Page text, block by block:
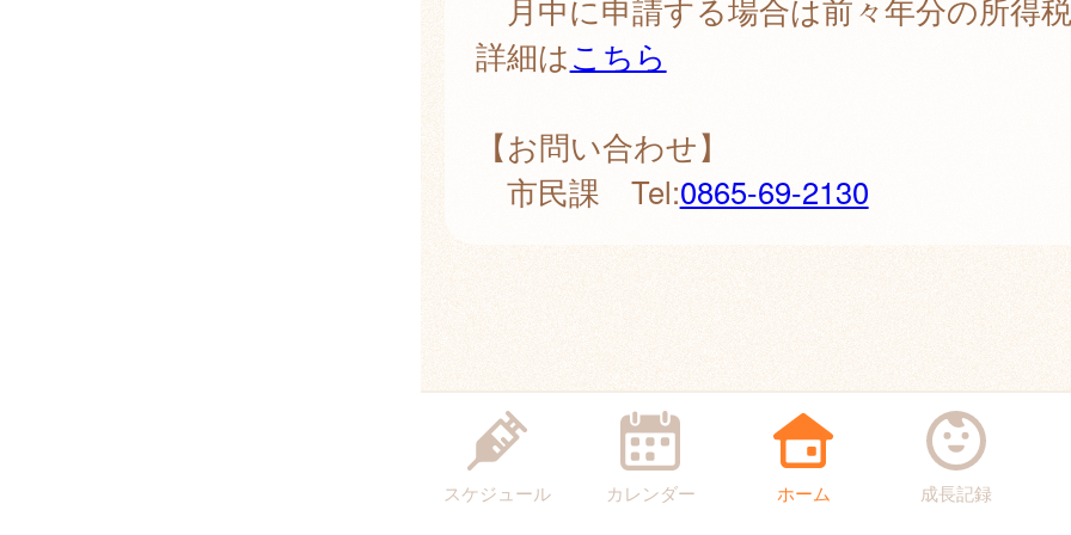
月中に申請する場合は前々年分の所得
詳細はこちら
【お問い合わせ】
市民課 Tel:0865-69-2130
スケジュール カレンダー ホーム 成長記録